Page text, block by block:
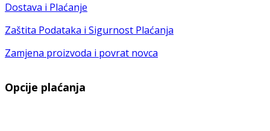
Dostava i Plaćanje
Zaštita Podataka i Sigurnost Plaćanja
Zamjena proizvoda i povrat novca
Opcije plaćanja